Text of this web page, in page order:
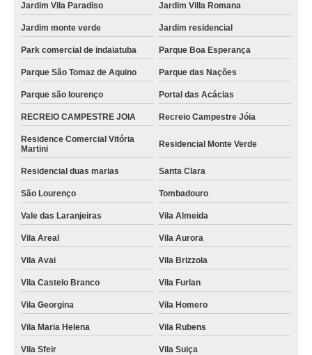
Jardim Vila Paradiso Jardim Villa Romana
Jardim monte verde Jardim residencial
Park comercial de indaiatuba Parque Boa Esperança
Parque São Tomaz de Aquino Parque das Nações
Parque são lourenço Portal das Acácias
RECREIO CAMPESTRE JOIA Recreio Campestre Jóia
Residence Comercial Vitória
Martini
Residencial Monte Verde
Residencial duas marias Santa Clara
São Lourenço Tombadouro
Vale das Laranjeiras Vila Almeida
Vila Areal Vila Aurora
Vila Avai Vila Brizzola
Vila Castelo Branco Vila Furlan
Vila Georgina Vila Homero
Vila Maria Helena Vila Rubens
Vila Sfeir Vila Suiça